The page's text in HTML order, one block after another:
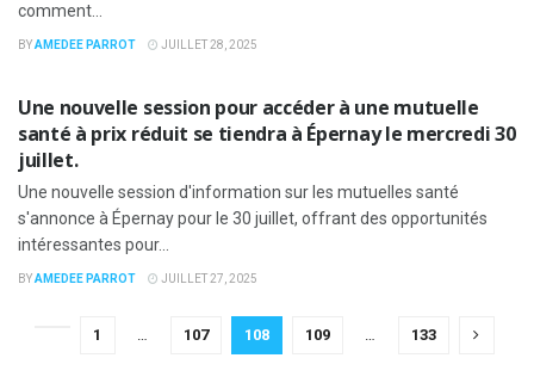
comment...
BYAMEDEE PARROT JUILLET 28, 2025
Une nouvelle session pour accéder à une mutuelle
santé à prix réduit se tiendra à Épernay le mercredi 30
juillet.
Une nouvelle session d'information sur les mutuelles santé
s'annonce à Épernay pour le 30 juillet, offrant des opportunités
intéressantes pour...
BYAMEDEE PARROT JUILLET 27, 2025
1 … 107 108 109 … 133